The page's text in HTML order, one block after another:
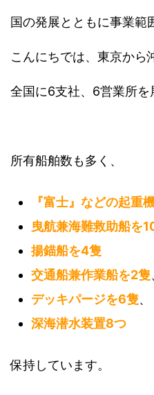
国の発展とともに事業範
こんにちでは、東京から
全国に6支社、6営業所を
所有船舶数も多く、
『富士』 などの起重
曳航兼海難救助船を
揚錨船を4隻
交通船兼作業船を2隻
デッキパージを6隻、
深海潜水装置8つ
保持しています。